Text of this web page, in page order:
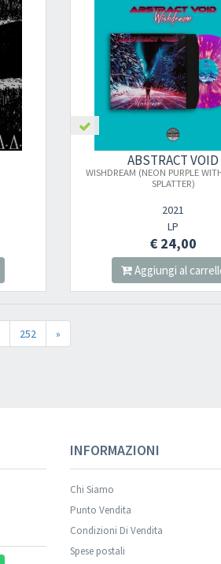
ABSTRACT VOID
WISHDREAM (NEON PURPLE
SPLATTER)
2021
LP
€ 24,00
Aggiungi al
252 »
INFORMAZIONI
Chi Siamo
Punto Vendita
Condizioni Di Vendita
Spese postali
Your